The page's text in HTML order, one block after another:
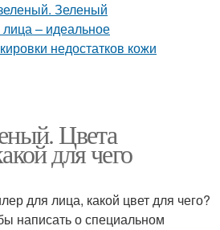
Цвета
для чего
для лица, какой цвет для чего?
написать о специальном